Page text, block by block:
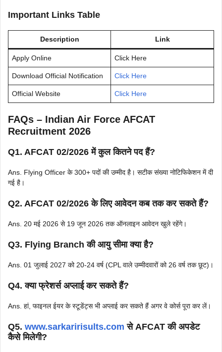
Important Links Table
Description Link
Apply Online Click Here
Download Official Notification Click Here
Official Website Click Here
FAQs – Indian Air Force AFCAT
Recruitment 2026
Q1. AFCAT 02/2026 में कुल कितने पद हैं?
Ans. Flying Officer के 300+ पदों की उम्मीद है। सटीक संख्या नोटिफिकेशन में दी
गई है।
Q2. AFCAT 02/2026 के लिए आवेदन कब तक कर सकते हैं?
Ans. 20 मई 2026 से 19 जून 2026 तक ऑनलाइन आवेदन खुले रहेंगे।
Q3. Flying Branch की आयु सीमा क्या है?
Ans. 01 जुलाई 2027 को 20-24 वर्ष (CPL वाले उम्मीदवारों को 26 वर्ष तक छूट)।
Q4. क्या फ्रेशर्स अप्लाई कर सकते हैं?
Ans. हां, फाइनल ईयर के स्टूडेंट्स भी अप्लाई कर सकते हैं अगर वे कोर्स पूरा कर लें।
Q5. www.sarkaririsults.com से AFCAT की अपडेट
कैसे मिलेगी?